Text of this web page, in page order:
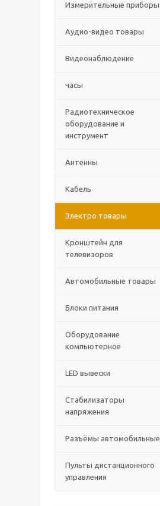
Измерительные приборы
Аудио-видео товары
Видеонаблюдение
часы
Радиотехническое
оборудование и
инструмент
Антенны
Кабель
Электро товары
Кронштейн для
телевизоров
Автомобильные товары
Блоки питания
Оборудование
компьютерное
LED вывески
Стабилизаторы
напряжения
Разъёмы автомобильные
Пульты дистанционного
управления